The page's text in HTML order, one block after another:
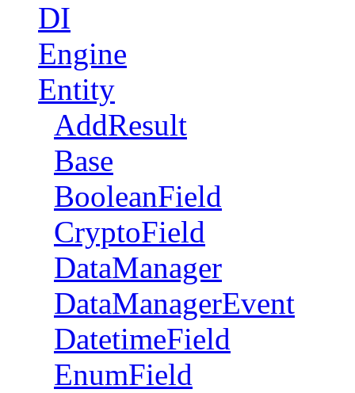
DI
Engine
Entity
AddResult
Base
BooleanField
CryptoField
DataManager
DataManagerEvent
DatetimeField
EnumField